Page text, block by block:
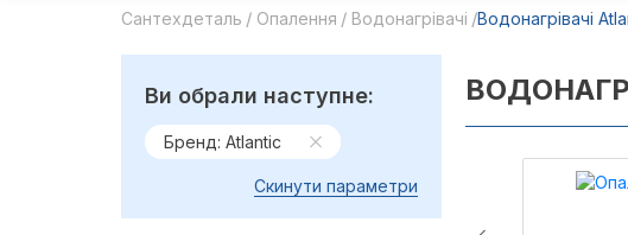
Сантехдеталь Опалення Водонагрівачі Водонагрівачі
Ви обрали наступне:
Бренд: Atlantic
Скинути параметри